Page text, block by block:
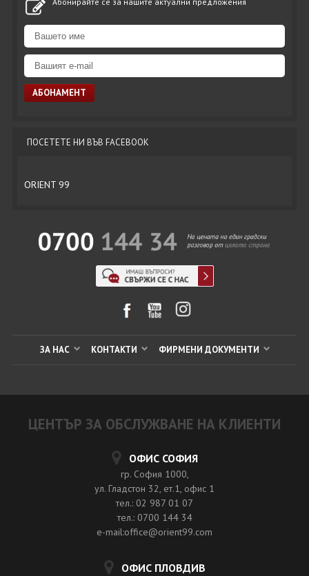
ПОСЕТЕТЕ НИ ВЪВ FACEBOOK
ORIENT 99
ЗА НАС КОНТАКТИ ФИРМЕНИ ДОКУМЕНТИ
ЦЕНТЪР ЗА ОБСЛУЖВАНЕ НА КЛИЕНТИ
ОФИС СОФИЯ
гр. София 1000,
ул. Гладстон 32, ет.1, офис 1
тел.: 02 987 01 07
тел.: 0700 144 34
e-mail:office@orient99.com
ОФИС ПЛОВДИВ